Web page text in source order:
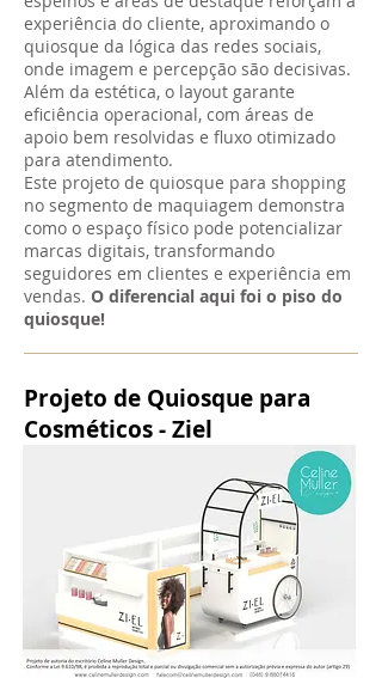
experiência do cliente, aproximando o
quiosque da lógica das redes sociais,
onde imagem e percepção são decisivas.
Além da estética, o layout garante
eficiência operacional, com áreas de
apoio bem resolvidas e fluxo otimizado
para atendimento.
Este projeto de quiosque para shopping
no segmento de maquiagem demonstra
como o espaço físico pode potencializar
marcas digitais, transformando
seguidores em clientes e experiência em
vendas. O diferencial aqui foi o piso do
quiosque!
Projeto de Quiosque para
Cosméticos - Ziel